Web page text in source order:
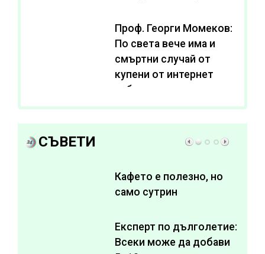
Проф. Георги Момеков:
По света вече има и
смъртни случай от
купени от интернет
субстанции за
отслабване
СЪВЕТИ
Кафето е полезно, но
само сутрин
Експерт по дълголетие:
Всеки може да добави